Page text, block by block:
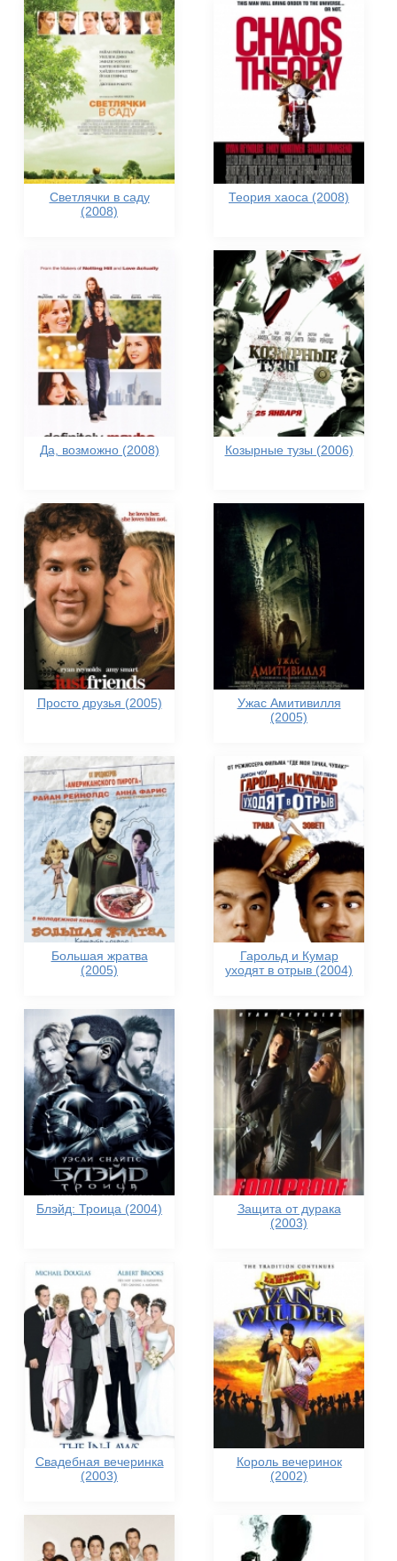
Светлячки в саду
(2008)
Теория хаоса (2008)
Да, возможно (2008) Козырные тузы (2006)
Просто друзья (2005)
Ужас Амитивилля
(2005)
Большая жратва
(2005)
Гарольд и Кумар
уходят в отрыв (2004)
Блэйд: Троица (2004)
Защита от дурака
(2003)
Свадебная вечеринка
(2003)
Король вечеринок
(2002)